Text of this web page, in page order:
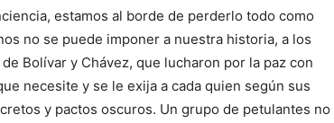
estamos al borde de perderlo todo como
no se puede imponer a nuestra historia, a los
Bolívar y Chávez, que lucharon por la paz con
necesite y se le exija a cada quien según sus
y pactos oscuros. Un grupo de petulantes no